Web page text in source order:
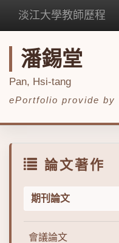
淡江大學教師歷程
潘錫堂
Pan, Hsi-tang
ePortfolio provide by
論文著作
期刊論文
會議論文